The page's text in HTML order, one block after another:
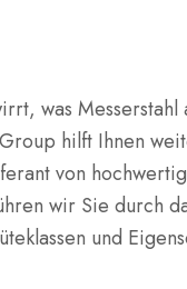
was Messerstahl
hilft Ihnen
von
wir Sie durch
und